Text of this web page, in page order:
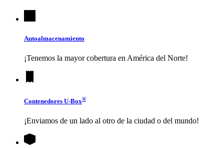
Autoalmacenamiento
¡Tenemos la mayor cobertura en América del Norte!
Contenedores U-Box®
¡Enviamos de un lado al otro de la ciudad o del mundo!